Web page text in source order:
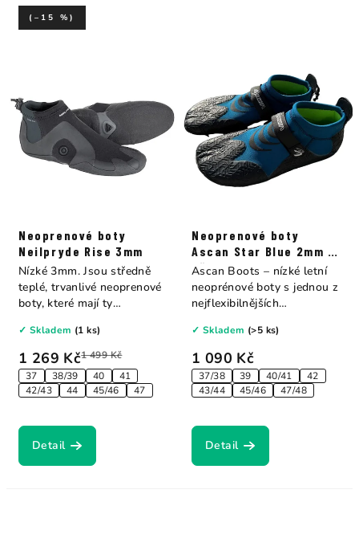
Neoprenové boty
Neilpryde Rise 3mm
1 269 Kč1 499 Kč
(–15 %)
37 38/39 40
41
42/43
44 45/46 47
✓ Skladem (1 ks)
Detail
Nízké 3mm. Jsou středně
teplé, trvanlivé neoprenové
boty, které mají ty
Neoprenové boty
Ascan Star Blue 2mm s
děleným palcem
1 090 Kč
37/38 39 40/41
42
43/44
45/46 47/48
✓ Skladem (>5 ks)
Detail
Ascan Boots – nízké letní
neoprénové boty s jednou z
nejflexibilnějších